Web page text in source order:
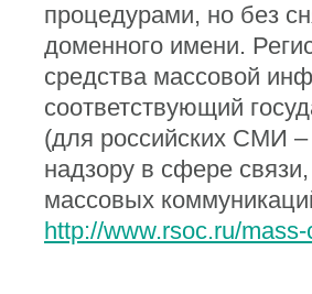
процедурами, но без
доменного имени.
средства массовой
соответствующий
(для российских СМИ
надзору в сфере
массовых
http://www.rsoc.ru/